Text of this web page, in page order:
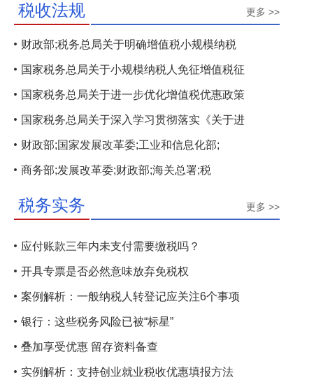
税收法规 更多 >>
财政部;税务总局关于明确增值税小规模纳税
国家税务总局关于小规模纳税人免征增值税征
国家税务总局关于进一步优化增值税优惠政策
国家税务总局关于深入学习贯彻落实《关于进
财政部;国家发展改革委;工业和信息化部;
商务部;发展改革委;财政部;海关总署;税
税务实务 更多 >>
应付账款三年内未支付需要缴税吗？
开具专票是否必然意味放弃免税权
案例解析：一般纳税人转登记应关注6个事项
银行：这些税务风险已被“标星”
叠加享受优惠 留存资料备查
实例解析：支持创业就业税收优惠填报方法